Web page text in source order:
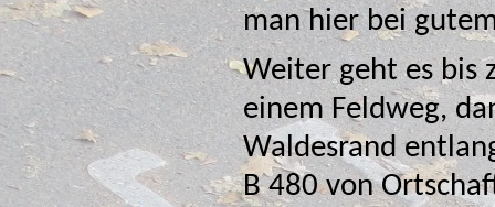
man hier bei
Weiter geht es bis
einem Feldweg,
Waldesrand
B 480 von